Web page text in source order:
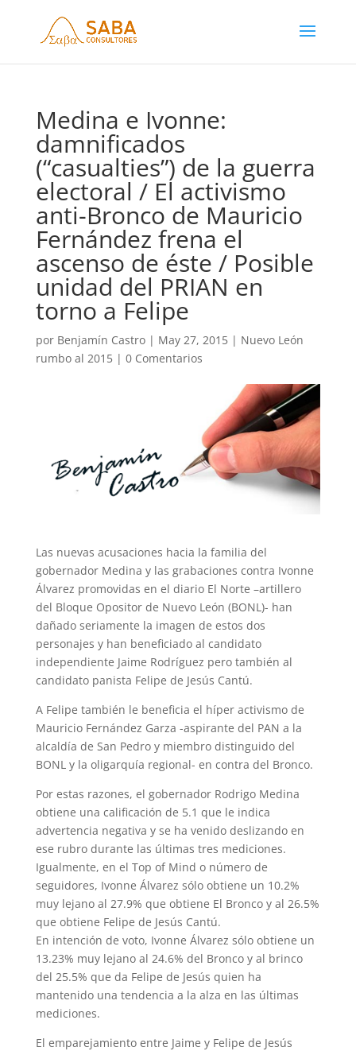
Medina e Ivonne:
damnificados
(“casualties”) de la guerra
electoral / El activismo
anti-Bronco de Mauricio
Fernández frena el
ascenso de éste / Posible
unidad del PRIAN en
torno a Felipe
por Benjamín Castro| May 27, 2015| Nuevo León
rumbo al 2015| 0 Comentarios
Las nuevas acusaciones hacia la familia del
gobernador Medina y las grabaciones contra Ivonne
Álvarez promovidas en el diario El Norte –artillero
del Bloque Opositor de Nuevo León (BONL)- han
dañado seriamente la imagen de estos dos
personajes y han beneficiado al candidato
independiente Jaime Rodríguez pero también al
candidato panista Felipe de Jesús Cantú.
A Felipe también le beneficia el híper activismo de
Mauricio Fernández Garza -aspirante del PAN a la
alcaldía de San Pedro y miembro distinguido del
BONL y la oligarquía regional- en contra del Bronco.
Por estas razones, el gobernador Rodrigo Medina
obtiene una calificación de 5.1 que le indica
advertencia negativa y se ha venido deslizando en
ese rubro durante las últimas tres mediciones.
Igualmente, en el Top of Mind o número de
seguidores, Ivonne Álvarez sólo obtiene un 10.2%
muy lejano al 27.9% que obtiene El Bronco y al 26.5%
que obtiene Felipe de Jesús Cantú.
En intención de voto, Ivonne Álvarez sólo obtiene un
13.23% muy lejano al 24.6% del Bronco y al brinco
del 25.5% que da Felipe de Jesús quien ha
mantenido una tendencia a la alza en las últimas
mediciones.
El emparejamiento entre Jaime y Felipe de Jesús